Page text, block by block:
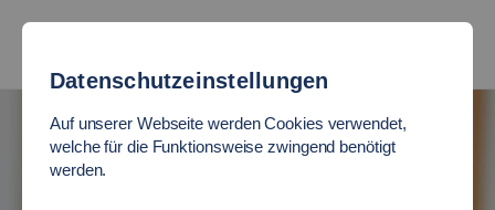
Datenschutzeinstellungen
Auf unserer Webseite werden Cookies verwendet,
welche für die Funktionsweise zwingend benötigt
werden.